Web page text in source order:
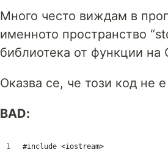
Много често виждам в
именното пространство
библиотека от функции на
Оказва се, че този код не
BAD:
#include <iostream>